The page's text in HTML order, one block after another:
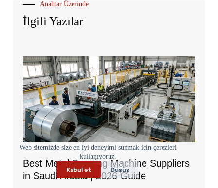
Web sitemizde size en iyi deneyimi sunmak için çerezleri
kullanıyoruz.
Kabul et
Düşüş
Anahtar Üzerinde
İlgili Yazılar
Best Metal Forming Machine Suppliers
in Saudi Arabia | 2026 Guide